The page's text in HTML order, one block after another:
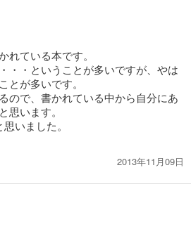
書く。
ジだけを使う。
み用。
い。
験があるけど、
に
れている本です。
・・ということが多いですが、やは
とが多いです。
ので、書かれている中から自分にあ
思います。
いました。
2013年11月09日